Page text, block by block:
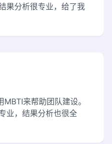
果分析很专业，给了我
来帮助团队建设。
业，结果分析也很全